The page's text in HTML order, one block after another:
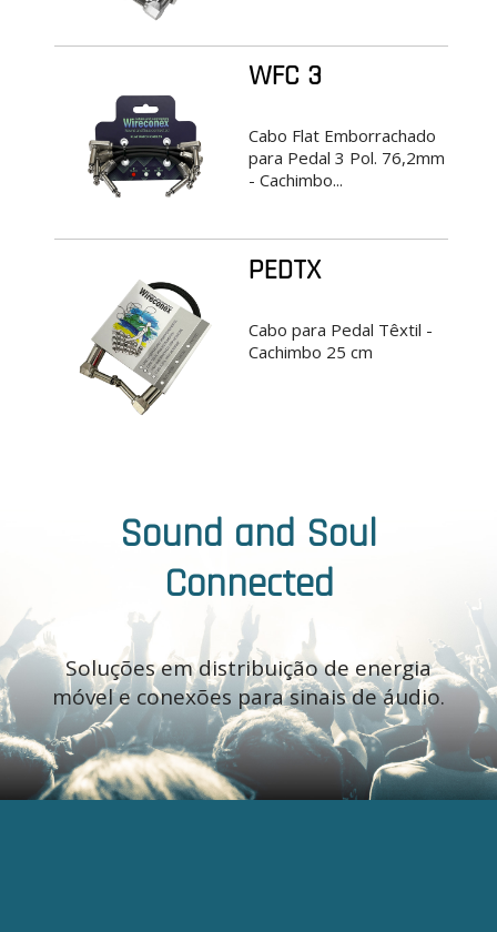
WFC 3
Cabo Flat Emborrachado
para Pedal 3 Pol. 76,2mm
- Cachimbo...
PEDTX
Cabo para Pedal Têxtil -
Cachimbo 25 cm
Sound and Soul
Connected
Soluções em distribuição de energia
móvel e conexões para sinais de áudio.